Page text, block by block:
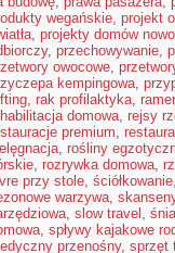
wegańskie, projekt
, projekty domów
, przechowywanie,
owocowe,
kempingowa,
, rak profilaktyka,
domowa, rejsy
premium,
, rośliny
, rozrywka domowa,
przy stole, ściółkowanie,
warzywa,
, slow travel ,
, spływy kajakowe
przenośny, sprzęt